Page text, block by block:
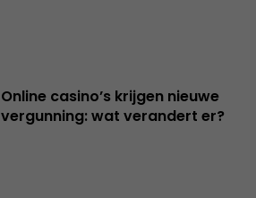
Online casino’s krijgen nieuwe
vergunning: wat verandert er?